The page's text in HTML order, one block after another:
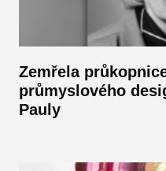
Zemřela
průmyslového
Pauly